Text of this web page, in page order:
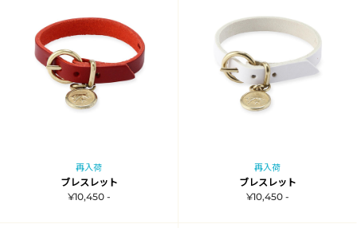
再入荷
ブレスレット
¥10,450 -
再入荷
ブレスレット
¥10,450 -